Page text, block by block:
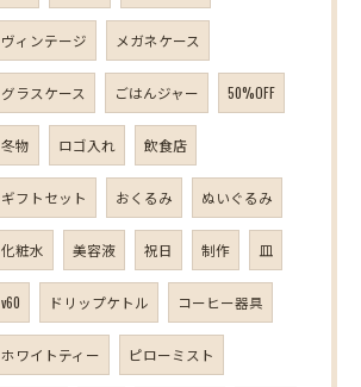
ヴィンテージ メガネケース
グラスケース ごはんジャー 50%OFF
冬物 ロゴ入れ 飲食店
ギフトセット おくるみ ぬいぐるみ
化粧水 美容液 祝日 制作 皿
v60 ドリップケトル コーヒー器具
ホワイトティー ピローミスト